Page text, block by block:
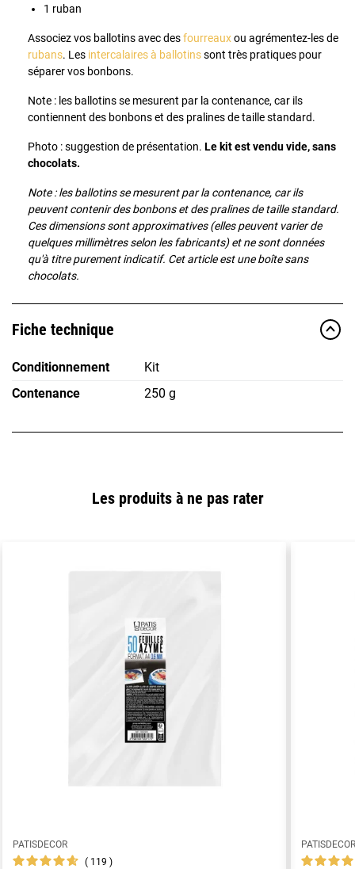
1 ruban
Associez vos ballotins avec desfourreauxou agrémentez-les de
rubans. Les intercalaires à ballotinssont très pratiques pour
séparer vos bonbons.
Note : les ballotins se mesurent par la contenance, car ils
contiennent des bonbons et des pralines de taille standard.
Photo : suggestion de présentation. Le kit est vendu vide, sans
chocolats.
Note : les ballotins se mesurent par la contenance, car ils
peuvent contenir des bonbons et des pralines de taille standard.
Ces dimensions sont approximatives (elles peuvent varier de
quelques millimètres selon les fabricants) et ne sont données
qu'à titre purement indicatif. Cet article est une boîte sans
chocolats.
Fiche technique
Conditionnement
Kit
Contenance
250 g
Les produits à ne pas rater
PATISDECOR
119